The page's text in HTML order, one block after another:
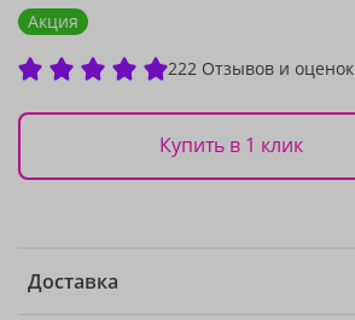
Акция
222 Отзывов и оценок
Купить в 1 клик
Доставка